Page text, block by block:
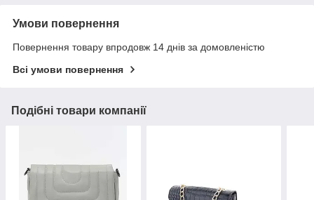
Умови повернення
Повернення товару впродовж 14 днів за домовленістю
Всі умови повернення
Подібні товари компанії